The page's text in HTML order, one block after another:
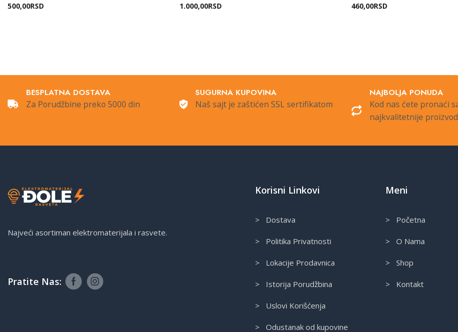
500,00RSD 1.000,00RSD 460,00RSD
BESPLATNA DOSTAVA
Za Porudžbine preko 5000 din
SUGURNA KUPOVINA
Naš sajt je zaštićen SSL sertifikatom
NAJBOLJA PONUDA
Kod nas ćete pronaći
najkvalitetnije
Najveći asortiman elektromaterijala i rasvete.
Pratite Nas:
Korisni Linkovi
> Dostava
> Politika Privatnosti
> Lokacije Prodavnica
> Istorija Porudžbina
> Uslovi Korišćenja
> Odustanak od kupovine
Meni
> Početna
> O Nama
> Shop
> Kontakt